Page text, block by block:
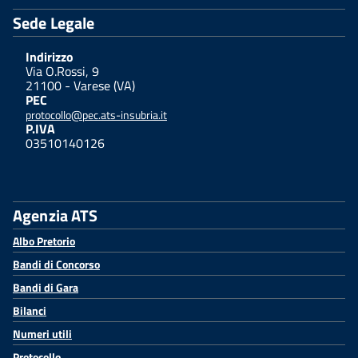
Sede Legale
Indirizzo
Via O.Rossi, 9
21100 - Varese (VA)
PEC
protocollo@pec.ats-insubria.it
P.IVA
03510140126
Agenzia ATS
Albo Pretorio
Bandi di Concorso
Bandi di Gara
Bilanci
Numeri utili